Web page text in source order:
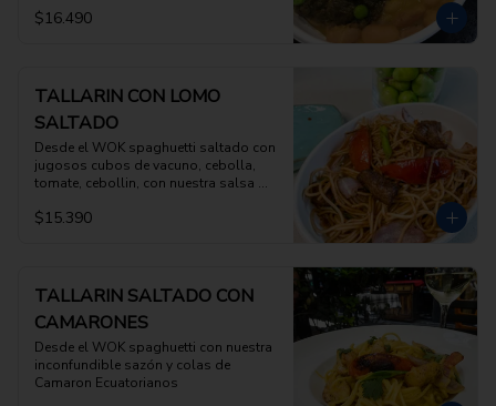
$16.490
TALLARIN CON LOMO
SALTADO
Desde el WOK spaghuetti saltado con
jugosos cubos de vacuno, cebolla,
tomate, cebollin, con nuestra salsa
$15.390
TALLARIN SALTADO CON
CAMARONES
Desde el WOK spaghuetti con nuestra
inconfundible sazón y colas de
Camaron Ecuatorianos